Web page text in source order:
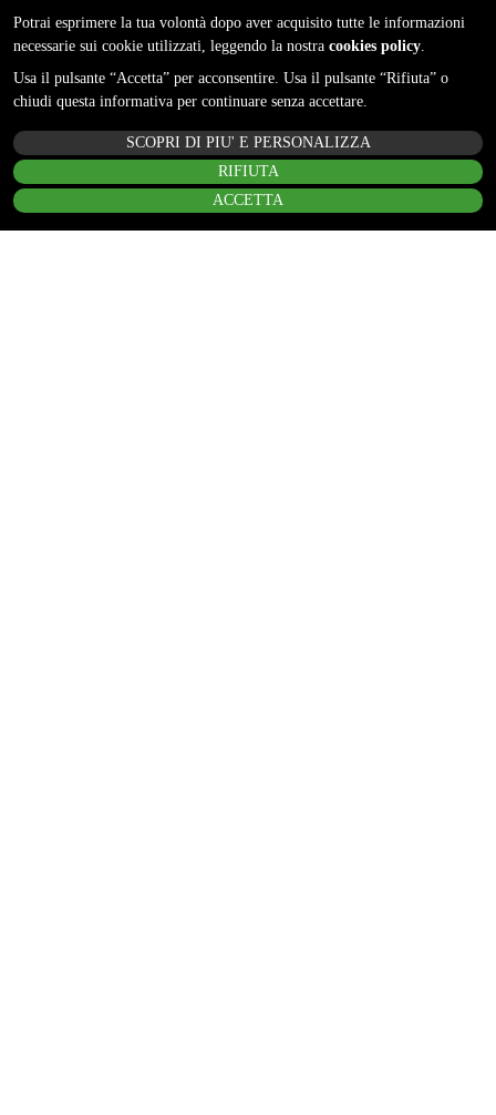
Ruolo Spindox S.p.A. :
Potrai esprimere la tua volontà dopo aver acquisito tutte le informazioni
necessarie sui cookie utilizzati, leggendo la nostra cookies policy.
Usa il pulsante “Accetta” per acconsentire. Usa il pulsante “Rifiuta” o
chiudi questa informativa per continuare senza accettare.
SCOPRI DI PIU' E PERSONALIZZA
RIFIUTA
ACCETTA